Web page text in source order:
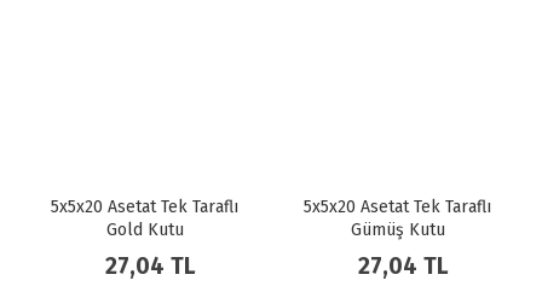
5x5x20 Asetat Tek Taraflı
Gold Kutu
27,04 TL
5x5x20 Asetat Tek Taraflı
Gümüş Kutu
27,04 TL